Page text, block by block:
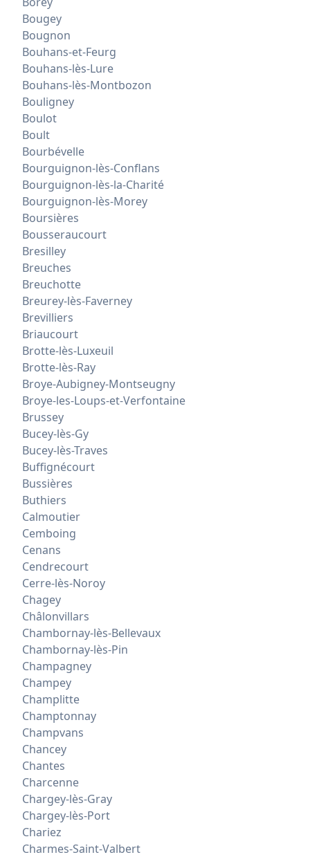
Bougey
Bougnon
Bouhans-et-Feurg
Bouhans-lès-Lure
Bouhans-lès-Montbozon
Bouligney
Boulot
Boult
Bourbévelle
Bourguignon-lès-Conflans
Bourguignon-lès-la-Charité
Bourguignon-lès-Morey
Boursières
Bousseraucourt
Bresilley
Breuches
Breuchotte
Breurey-lès-Faverney
Brevilliers
Briaucourt
Brotte-lès-Luxeuil
Brotte-lès-Ray
Broye-Aubigney-Montseugny
Broye-les-Loups-et-Verfontaine
Brussey
Bucey-lès-Gy
Bucey-lès-Traves
Buffignécourt
Bussières
Buthiers
Calmoutier
Cemboing
Cenans
Cendrecourt
Cerre-lès-Noroy
Chagey
Châlonvillars
Chambornay-lès-Bellevaux
Chambornay-lès-Pin
Champagney
Champey
Champlitte
Champtonnay
Champvans
Chancey
Chantes
Charcenne
Chargey-lès-Gray
Chargey-lès-Port
Chariez
Charmes-Saint-Valbert